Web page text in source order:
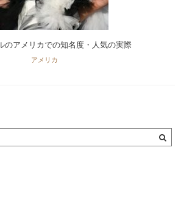
のアメリカでの知名度・人気の実際
アメリカ